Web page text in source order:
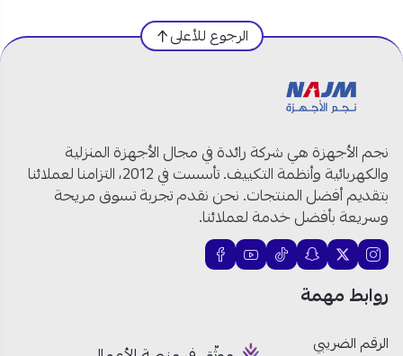
العلامة التجارية:فيليبس
الموديل:HR2222/01
القدرة:
عدد السرعات:
وظيفة سحق الثلج:بشفرات قوية
قابلية التنظيف:غطاء وسكين قابلان للإزالة
اللون:أبيض وبنفسجي
للخلط!
محرك بقوة 700 واط لإنجاز سريع:
خلاط فيليبس
الرجوع للأعلى
نجم الأجهزة هي شركة رائدة في مجال الأجهزة المنزلية
والكهربائية وأنظمة التكييف. تأسست في 2012، التزامنا لعملائنا
بتقديم أفضل المنتجات. نحن نقدم تجربة تسوق مريحة
وسريعة بأفضل خدمة لعملائنا.
روابط مهمة
الرقم الضريبي